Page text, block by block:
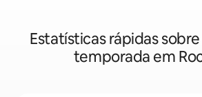
Estatísticas rápidas
temporada em